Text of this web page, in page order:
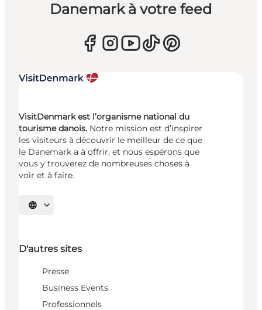
Danemark à votre feed
VisitDenmark est l’organisme national du
tourisme danois. Notre mission est d’inspirer
les visiteurs à découvrir le meilleur de ce que
le Danemark a à offrir, et nous espérons que
vous y trouverez de nombreuses choses à
voir et à faire.
Choisissez la langue
D'autres sites
Presse
Business Events
Professionnels